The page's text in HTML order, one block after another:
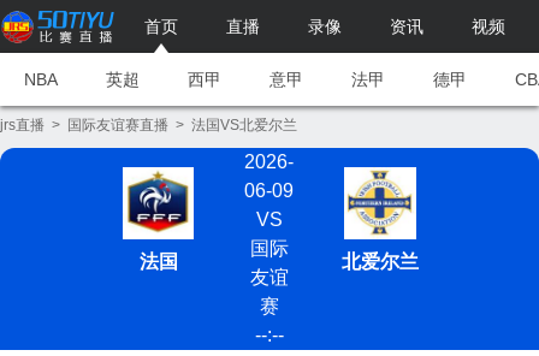
首页 直播 录像 资讯 视频
NBA 英超 西甲 意甲 法甲 德甲
jrs直播 > 国际友谊赛直播 > 法国VS北爱尔兰
法国
2026-
06-09
VS
国际
友谊
赛
--:--
北爱尔兰